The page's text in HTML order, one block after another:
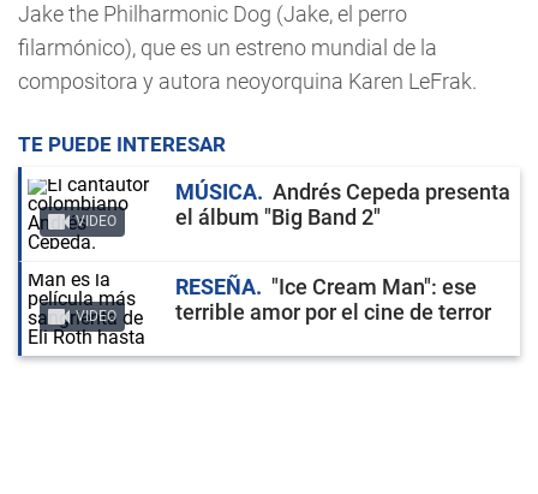
Jake the Philharmonic Dog (Jake, el perro
filarmónico), que es un estreno mundial de la
compositora y autora neoyorquina Karen LeFrak.
TE PUEDE INTERESAR
VIDEO
MÚSICA
Andrés Cepeda presenta
el álbum "Big Band 2"
VIDEO
RESEÑA
"Ice Cream Man": ese
terrible amor por el cine de terror